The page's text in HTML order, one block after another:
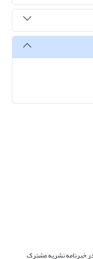
خبرنامه نشریه مشترک